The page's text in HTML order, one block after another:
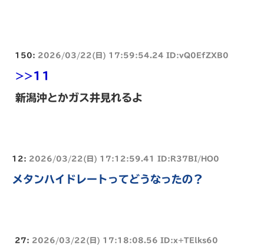
150: 2026/03/22(日) 17:59:54.24 ID:vQ0EfZXB0
>>11
新潟沖とかガス井見れるよ
12: 2026/03/22(日) 17:12:59.41 ID:R37BI/HO0
メタンハイドレートってどうなったの？
27: 2026/03/22(日) 17:18:08.56 ID:x+TElks60